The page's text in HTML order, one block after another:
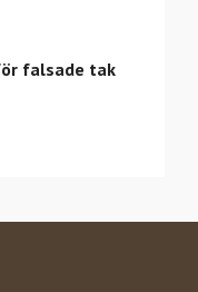
falsade tak